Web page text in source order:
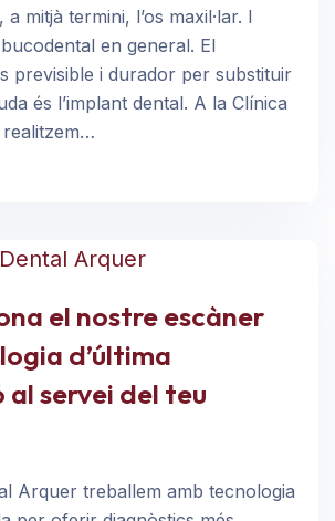
mitjà termini, l’os maxil·lar. I
en general. El
previsible i durador per substituir
és l’implant dental. A la Clínica
el nostre escàner
d’última
al servei del teu
Arquer treballem amb tecnologia